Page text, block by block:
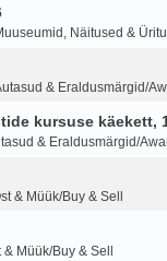
Näitused &
& Eraldusmärgid/
kursuse käekett,
& Eraldusmärgid/
& Müük/Buy & Sell
& Müük/Buy & Sell